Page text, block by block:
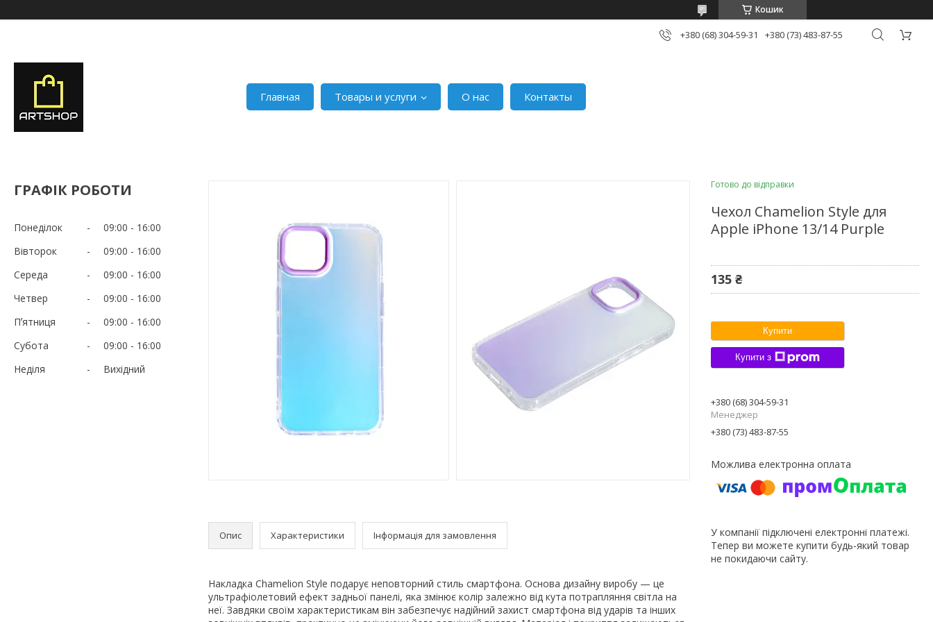
Кошик
+380 (68) 304-59-31 +380 (73) 483-87-55
Главная Товары и услуги О нас Контакты
ГРАФІК РОБОТИ
Понеділок 09:00
16:00
Вівторок
09:00
16:00
Середа
09:00
16:00
Четвер
09:00
16:00
Пʼятниця
09:00
16:00
Субота
09:00
16:00
Неділя
Вихідний
Опис Характеристики Інформація для замовлення
Накладка Chamelion Style подарує неповторний стиль смартфона. Основа дизайну виробу — це
ультрафіолетовий ефект задньої панелі, яка змінює колір залежно від кута потрапляння світла на
неї. Завдяки своїм характеристикам він забезпечує надійний захист смартфона від ударів та інших
Готово до відправки
Чехол Chamelion Style для
Apple iPhone 13/14 Purple
135 ₴
Купити
Купити з
+380 (68) 304-59-31
Менеджер
+380 (73) 483-87-55
У компанії підключені електронні платежі.
Тепер ви можете купити будь-який товар
не покидаючи сайту.